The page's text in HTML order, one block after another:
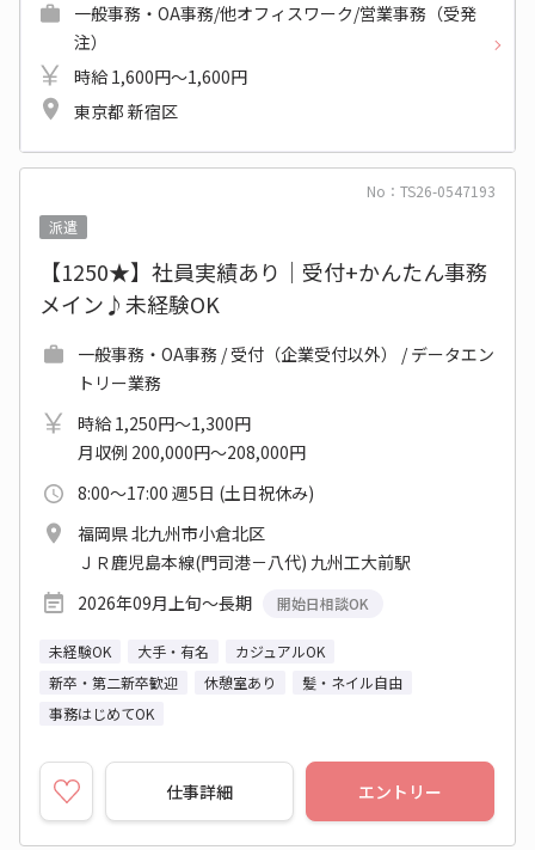
一般事務・OA事務/他オフィスワーク/営業事務（受発
注）
時給 1,600円～1,600円
東京都 新宿区
No：TS26-0547193
派遣
【1250★】社員実績あり｜受付+かんたん事務
メイン♪未経験OK
一般事務・OA事務 / 受付（企業受付以外） / データエン
トリー業務
時給 1,250円～1,300円
月収例 200,000円～208,000円
8:00～17:00 週5日 (土日祝休み)
福岡県 北九州市小倉北区
ＪＲ鹿児島本線(門司港－八代) 九州工大前駅
2026年09月上旬～長期
開始日相談OK
未経験OK 大手・有名
カジュアルOK
新卒・第二新卒歓迎
休憩室あり
髪・ネイル自由
事務はじめてOK
仕事詳細 エントリー